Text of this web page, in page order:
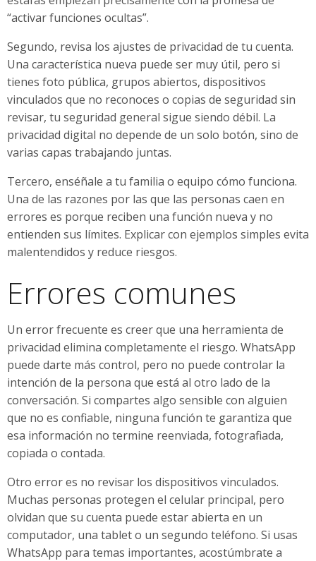
“activar funciones ocultas”.
Segundo, revisa los ajustes de privacidad de tu cuenta.
Una característica nueva puede ser muy útil, pero si
tienes foto pública, grupos abiertos, dispositivos
vinculados que no reconoces o copias de seguridad sin
revisar, tu seguridad general sigue siendo débil. La
privacidad digital no depende de un solo botón, sino de
varias capas trabajando juntas.
Tercero, enséñale a tu familia o equipo cómo funciona.
Una de las razones por las que las personas caen en
errores es porque reciben una función nueva y no
entienden sus límites. Explicar con ejemplos simples evita
malentendidos y reduce riesgos.
Errores comunes
Un error frecuente es creer que una herramienta de
privacidad elimina completamente el riesgo. WhatsApp
puede darte más control, pero no puede controlar la
intención de la persona que está al otro lado de la
conversación. Si compartes algo sensible con alguien
que no es confiable, ninguna función te garantiza que
esa información no termine reenviada, fotografiada,
copiada o contada.
Otro error es no revisar los dispositivos vinculados.
Muchas personas protegen el celular principal, pero
olvidan que su cuenta puede estar abierta en un
computador, una tablet o un segundo teléfono. Si usas
WhatsApp para temas importantes, acostúmbrate a